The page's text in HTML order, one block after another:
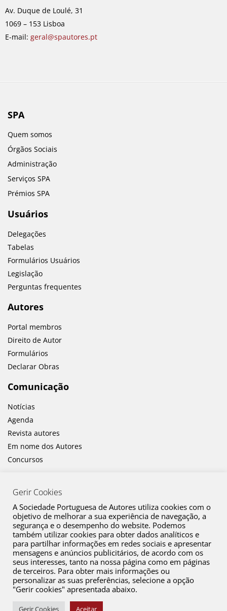
o
k
r
a
m
i
n
Av. Duque de Loulé, 31
1069 – 153 Lisboa
E-mail: geral@spautores.pt
SPA
Quem somos
Órgãos Sociais
Administração
Serviços SPA
Prémios SPA
Usuários
Delegações
Tabelas
Formulários Usuários
Legislação
Perguntas frequentes
Autores
Portal membros
Direito de Autor
Formulários
Declarar Obras
Comunicação
Notícias
Agenda
Revista autores
Em nome dos Autores
Concursos
Canal de Denúncia
Plano de Prevenção de Riscos de Corrupção e Infrações Conexas
Política de Privacidade
Política de Cookies
Copyright © 2026 SPA. Todos os direitos reservados
Gerir Cookies
A Sociedade Portuguesa de Autores utiliza cookies com o
objetivo de melhorar a sua experiência de navegação, a
segurança e o desempenho do website. Podemos
também utilizar cookies para obter dados analíticos e
para partilhar informações em redes sociais e apresentar
mensagens e anúncios publicitários, de acordo com os
seus interesses, tanto na nossa página como em páginas
de terceiros. Para obter mais informações ou
personalizar as suas preferências, selecione a opção
"Gerir cookies" apresentada abaixo.
Gerir Cookies Aceitar